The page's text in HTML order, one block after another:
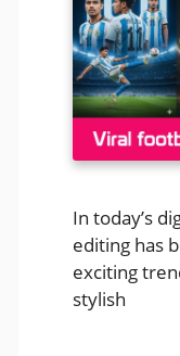
In today’s
editing has
exciting
stylish